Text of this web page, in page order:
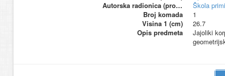
Autorska radionica (proizvođač)
Škola
Broj komada
1
Visina 1 (cm)
26.7
Opis predmeta
Jajoliki